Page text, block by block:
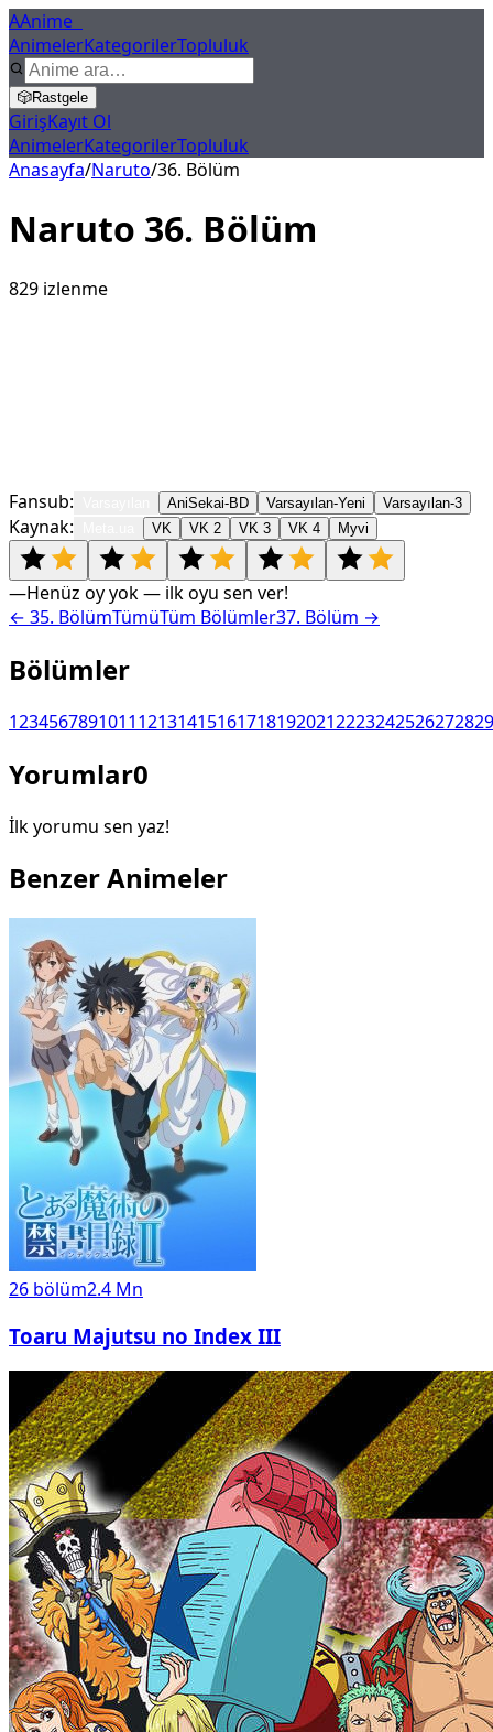
AAnime
AnimelerKategorilerTopluluk
🎲Rastgele
GirişKayıt Ol
AnimelerKategorilerTopluluk
Anasayfa/Naruto/36. Bölüm
Naruto 36. Bölüm
829 izlenme
Fansub: AniSekai-BD Varsayılan-Yeni Varsayılan-3
Kaynak: VK VK 2 VK 3 VK 4 Myvi
—Henüz oy yok — ilk oyu sen ver!
← 35. BölümTümüTüm Bölümler37. Bölüm →
Bölümler
1234567891011121314151617181920212223242526272829
Yorumlar0
İlk yorumu sen yaz!
Benzer Animeler
26 bölüm2.4 Mn
Toaru Majutsu no Index III